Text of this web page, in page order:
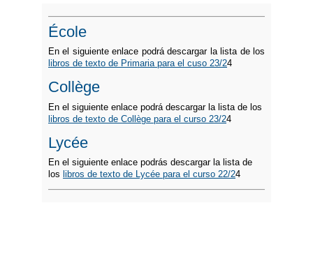
École
En el siguiente enlace podrá descargar la lista de los
libros de texto de Primaria para el cuso 23/24
Collège
En el siguiente enlace podrá descargar la lista de los
libros de texto de Collège para el curso 23/24
Lycée
En el siguiente enlace podrás descargar la lista de
los libros de texto de Lycée para el curso 22/24